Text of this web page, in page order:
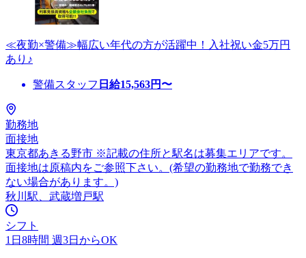
≪夜勤×警備≫幅広い年代の方が活躍中！入社祝い金5万円
あり♪
警備スタッフ 日給15,563円〜
勤務地
面接地
東京都あきる野市 ※記載の住所と駅名は募集エリアです。
面接地は原稿内をご参照下さい。(希望の勤務地で勤務でき
ない場合があります。)
秋川駅、武蔵増戸駅
シフト
1日8時間 週3日からOK